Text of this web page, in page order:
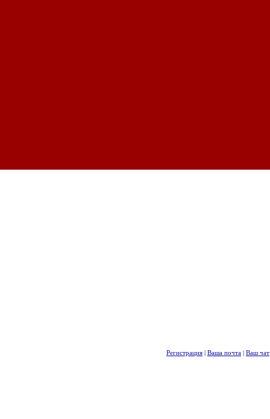
Регистрация | Ваша почта | Ваш чат